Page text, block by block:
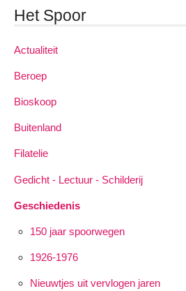
Het Spoor
Actualiteit
Beroep
Bioskoop
Buitenland
Filatelie
Gedicht - Lectuur - Schilderij
Geschiedenis
150 jaar spoorwegen
1926-1976
Nieuwtjes uit vervlogen jaren